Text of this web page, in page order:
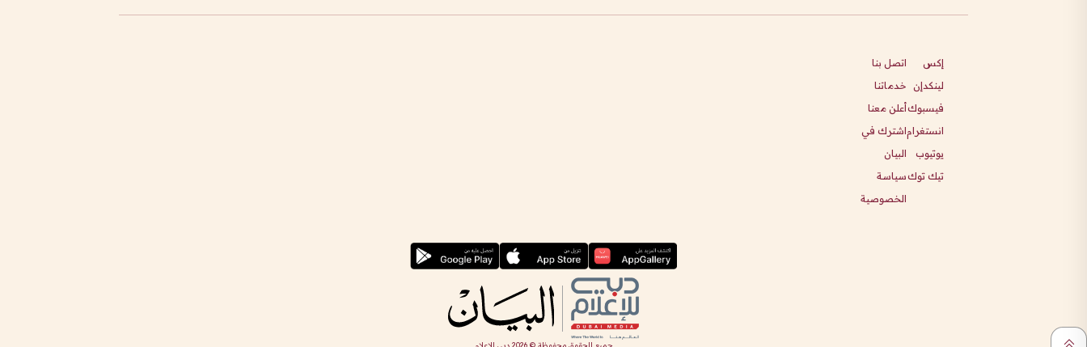
إكس
لينكدإن
فيسبوك
انستغرام
يوتيوب
تيك توك
اتصل بنا
خدماتنا
أعلن معنا
اشترك في
البيان
سياسة
الخصوصية
جميع الحقوق محفوظة ©2026 دبي للإعلام